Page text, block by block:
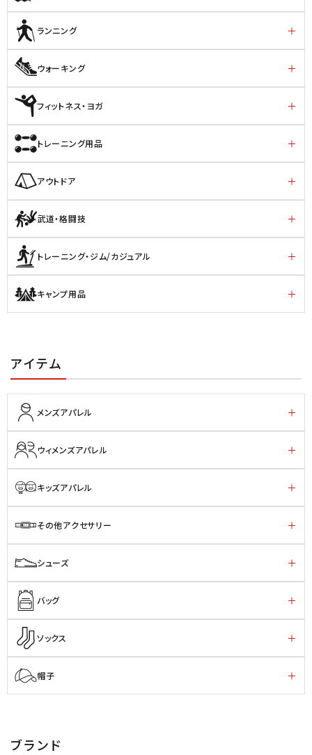
ランニング
ウォーキング
フィットネス・ヨガ
トレーニング用品
アウトドア
武道・格闘技
トレーニング・ジム/カジュアル
キャンプ用品
アイテム
メンズアパレル
ウィメンズアパレル
キッズアパレル
その他アクセサリー
シューズ
バッグ
ソックス
帽子
ブランド